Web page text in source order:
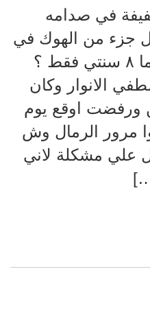
في صدامه
جزء من الهوك في
صدامه طول الشق ربما ٨ سنتي فقط ؟
الانوار وكان
ورفضت اوقع يوم
مرور الرمال وش
علي مشكلة لاني